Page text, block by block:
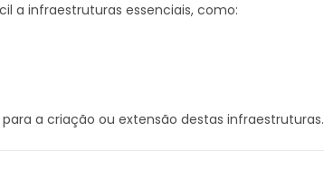
a infraestruturas essenciais, como:
a criação ou extensão destas infraestruturas.